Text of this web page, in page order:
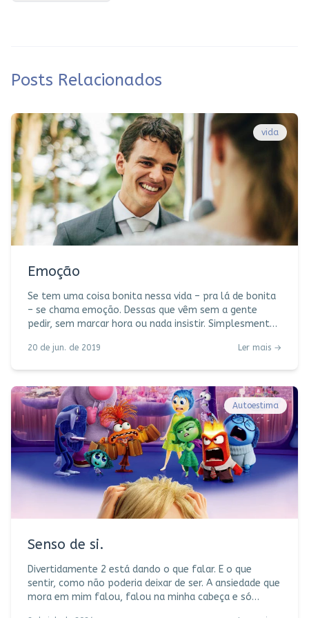
Posts Relacionados
vida
Emoção
Se tem uma coisa bonita nessa vida – pra lá de bonita
– se chama emoção. Dessas que vêm sem a gente
pedir, sem marcar hora ou nada insistir. Simplesmente
aridez desse nosso mundo denso e estranho. Nada de
fluir o que ficou aí guardado, escondido, engaiolado,
contido. Emoção combina com autenticidade, carece
de ser livre. Pode saltar das p
20 de jun. de 2019 Ler mais →
Autoestima
Senso de si.
Divertidamente 2 está dando o que falar. E o que
sentir, como não poderia deixar de ser. A ansiedade que
mora em mim falou, falou na minha cabeça e só